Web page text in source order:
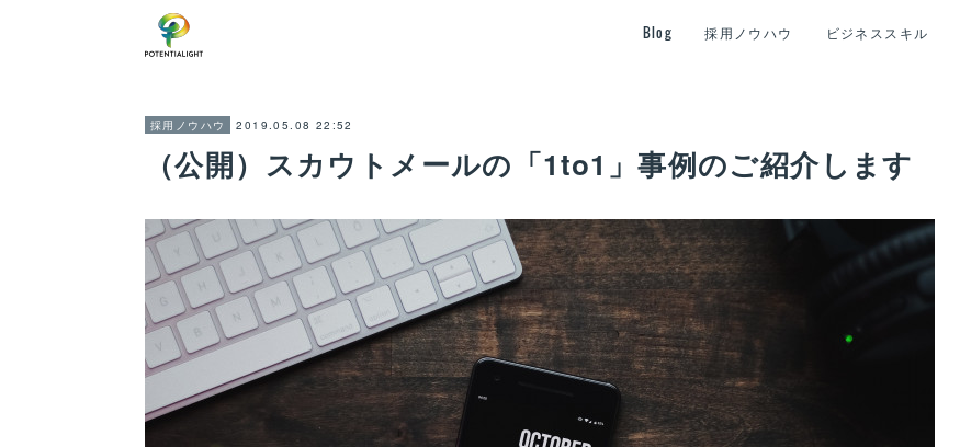
Blog 採用ノウハウ ビジネススキル
採用ノウハウ 2019.05.08 22:52
（公開）スカウトメールの「1to1」事例のご紹介します